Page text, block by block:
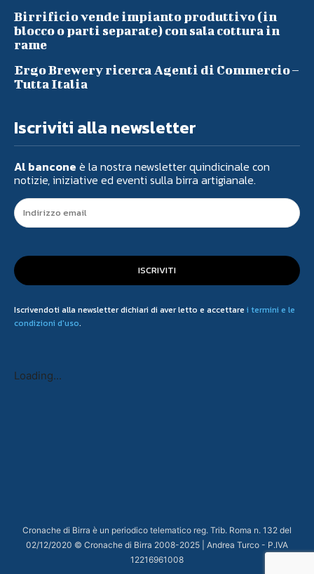
Birrificio vende impianto produttivo (in
blocco o parti separate) con sala cottura in
rame
Ergo Brewery ricerca Agenti di Commercio –
Tutta Italia
Iscriviti alla newsletter
Al bancone è la nostra newsletter quindicinale con
notizie, iniziative ed eventi sulla birra artigianale.
ISCRIVITI
Iscrivendoti alla newsletter dichiari di aver letto e accettare i termini e le
condizioni d'uso.
Loading...
Cronache di Birra è un periodico telematico reg. Trib. Roma n. 132 del
02/12/2020 © Cronache di Birra 2008-2025 | Andrea Turco - P.IVA
12216961008